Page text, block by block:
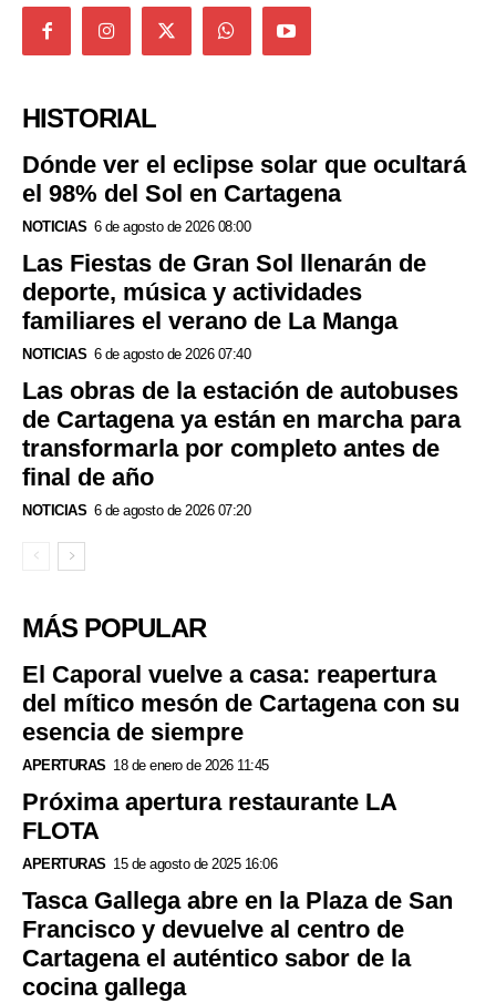
HISTORIAL
Dónde ver el eclipse solar que ocultará
el 98% del Sol en Cartagena
NOTICIAS 6 de agosto de 2026 08:00
Las Fiestas de Gran Sol llenarán de
deporte, música y actividades
familiares el verano de La Manga
NOTICIAS 6 de agosto de 2026 07:40
Las obras de la estación de autobuses
de Cartagena ya están en marcha para
transformarla por completo antes de
final de año
NOTICIAS 6 de agosto de 2026 07:20
MÁS POPULAR
El Caporal vuelve a casa: reapertura
del mítico mesón de Cartagena con su
esencia de siempre
APERTURAS 18 de enero de 2026 11:45
Próxima apertura restaurante LA
FLOTA
APERTURAS 15 de agosto de 2025 16:06
Tasca Gallega abre en la Plaza de San
Francisco y devuelve al centro de
Cartagena el auténtico sabor de la
cocina gallega